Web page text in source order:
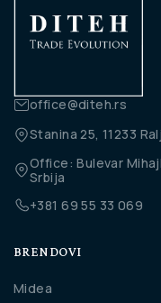
office@diteh.rs
Stanina 25, 11233
Office: Bulevar
Srbija
+381 69 55 33 069
BRENDOVI
Midea